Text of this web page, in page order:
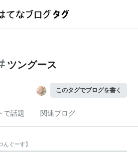
ツングース
このタグでブログを書く
で話題 関連ブログ
んぐーす】